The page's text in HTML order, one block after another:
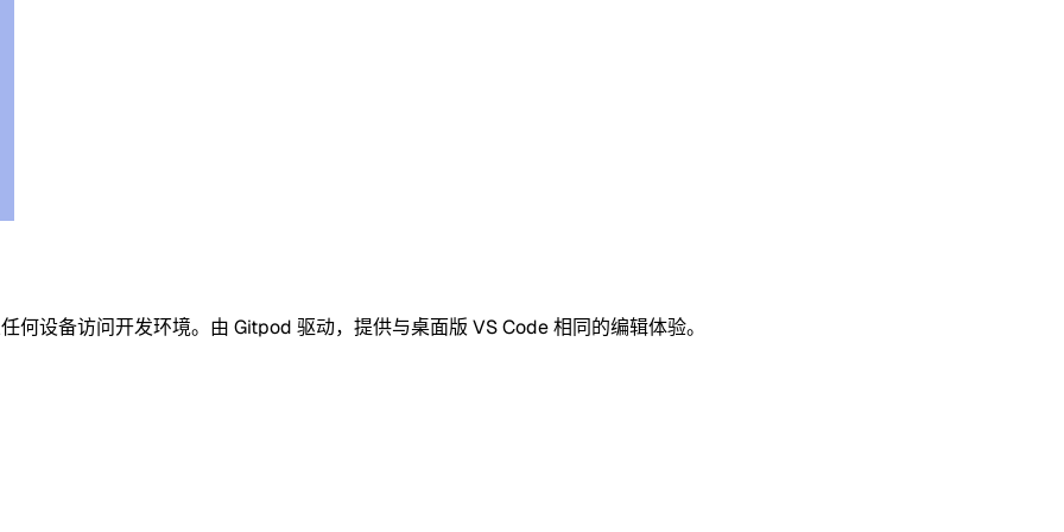
设备访问开发环境。由 Gitpod 驱动，提供与桌面版 VS Code 相同的编辑体验。